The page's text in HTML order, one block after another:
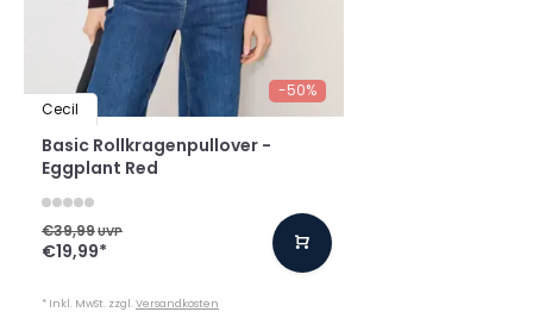
-50%
Cecil
Basic Rollkragenpullover -
Eggplant Red
€39,99UVP
€19,99*
* Inkl. MwSt. zzgl.Versandkosten